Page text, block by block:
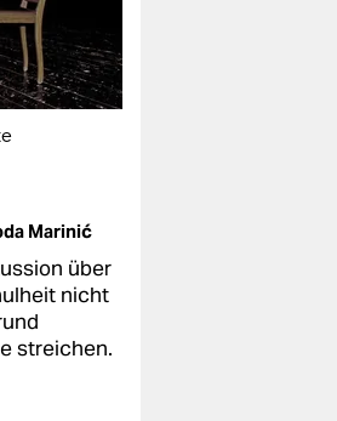
Marinić
über
nicht
streichen.